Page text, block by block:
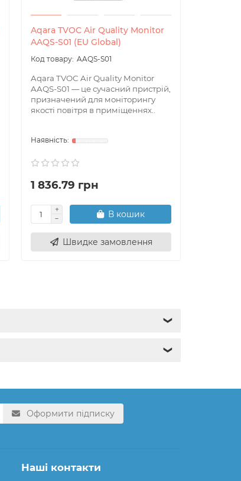
Aqara TVOC Air Quality Monitor
AAQS-S01 (EU Global)
AAQS-S01
Aqara TVOC Air Quality Monitor
AAQS-S01 — це сучасний пристрій,
призначений для моніторингу
якості повітря в приміщеннях..
1 836.79 грн
В кошик
Швидке замовлення
❯
❯
Оформити підписку
Наші контакти